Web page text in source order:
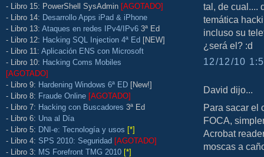
- Libro 15: PowerShell SysAdmin [AGOTADO]
- Libro 14: Desarrollo Apps iPad & iPhone
- Libro 13: Ataques en redes IPv4/IPv6 3ª Ed
- Libro 12: Hacking SQL Injection 4ª Ed [NEW]
- Libro 11: Aplicación ENS con Microsoft
- Libro 10: Hacking Coms Mobiles
[AGOTADO]
- Libro 9: Hardening Windows 6ª ED [New!]
- Libro 8: Fraude Online [AGOTADO]
- Libro 7: Hacking con Buscadores 3ª Ed
- Libro 6: Una al Día
- Libro 5: DNI-e: Tecnología y usos [*]
- Libro 4: SPS 2010: Seguridad [AGOTADO]
- Libro 3: MS Forefront TMG 2010 [*]
tal, de cual....
temática
incluso su
¿será el? :d
12/12/10
David dijo...
Para sacar el
FOCA,
Acrobat
moscas a